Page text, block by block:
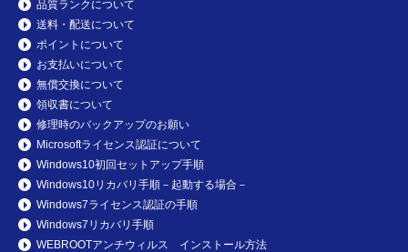
品質ランクについて
送料・配送について
ポイントについて
お支払いについて
無償交換について
領収書について
修理時のバックアップのお願い
Microsoftライセンス認証について
Windows10初回セットアップ手順
Windows10リカバリ手順－起動する場合－
Windows7ライセンス認証の手順
Windows7リカバリ手順
WEBROOTアンチウィルス インストール方法